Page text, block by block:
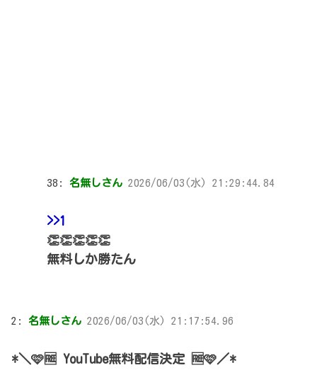
38: 名無しさん 2026/06/03(水) 21:29:44.84
>>1
👏👏👏👏👏
無料しか勝たん
2: 名無しさん 2026/06/03(水) 21:17:54.96
*＼🩷🆓 YouTube無料配信決定 🆓🩷／*